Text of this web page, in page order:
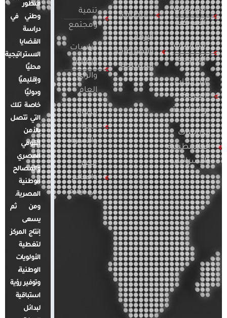
الدراسات
الأمريكية
الدراسات
الأوروبية
الدراسات
العربية
والإقليمية
الدراسات
الفلسطينية
والإسرائيلية
التطرف
الإرهاب
والصراعات
المسلحة
تنمية
ومجتمع
دراسات
الإعلام
والرأي
العام
قضايا
المرأة
والأسرة
مصر
والعالم
في أرقام
منظور
وطني في
دراسة
القضايا
الاستراتيجية
محليًا
وإقليميًا
ودوليًا
خاصة تلك
التي تتصل
بالأمن
القومي
المصري
والمصالح
الوطنية
المصرية.
ومن ثم
يسعى
إنتاج المركز
لتغطية
الأولويات
الوطنية،
وتوفير رؤية
استباقية
لبدائل